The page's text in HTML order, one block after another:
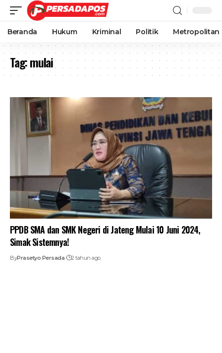
Beranda Hukum Kriminal Politik Metropolitan
Tag:mulai
PPDB SMA dan SMK Negeri di Jateng Mulai 10 Juni 2024,
Simak Sistemnya!
ByPrasetyo Persada 2 tahun ago